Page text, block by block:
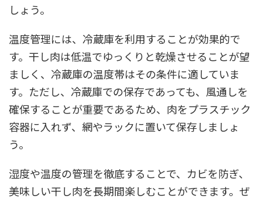
しょう。
温度管理には、冷蔵庫を利用することが効果的で
す。干し肉は低温でゆっくりと乾燥させることが望
ましく、冷蔵庫の温度帯はその条件に適していま
す。ただし、冷蔵庫での保存であっても、風通しを
確保することが重要であるため、肉をプラスチック
容器に入れず、網やラックに置いて保存しましょ
う。
湿度や温度の管理を徹底することで、カビを防ぎ、
美味しい干し肉を長期間楽しむことができます。ぜ